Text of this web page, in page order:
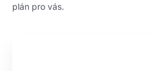
plán pro vás.